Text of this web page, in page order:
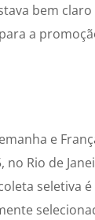
bem
a
e
Rio de
seletiva